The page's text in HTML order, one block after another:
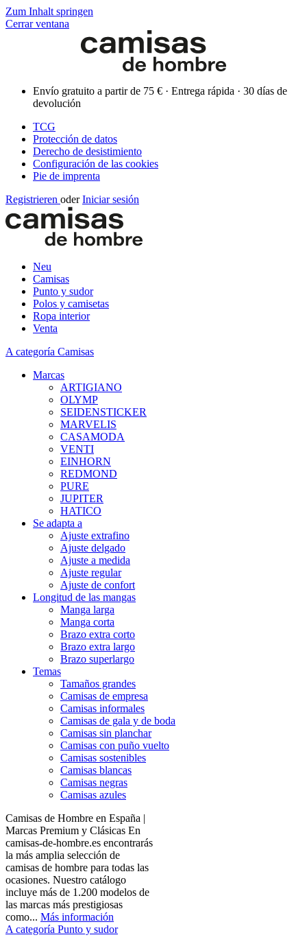
Zum Inhalt springen
Cerrar ventana
Envío gratuito a partir de 75 € · Entrega rápida · 30 días de
devolución
TCG
Protección de datos
Derecho de desistimiento
Configuración de las cookies
Pie de imprenta
Registrieren oder Iniciar sesión
Neu
Camisas
Punto y sudor
Polos y camisetas
Ropa interior
Venta
A categoría Camisas
Marcas
ARTIGIANO
OLYMP
SEIDENSTICKER
MARVELIS
CASAMODA
VENTI
EINHORN
REDMOND
PURE
JUPITER
HATICO
Se adapta a
Ajuste extrafino
Ajuste delgado
Ajuste a medida
Ajuste regular
Ajuste de confort
Longitud de las mangas
Manga larga
Manga corta
Brazo extra corto
Brazo extra largo
Brazo superlargo
Temas
Tamaños grandes
Camisas de empresa
Camisas informales
Camisas de gala y de boda
Camisas sin planchar
Camisas con puño vuelto
Camisas sostenibles
Camisas blancas
Camisas negras
Camisas azules
Camisas de Hombre en España |
Marcas Premium y Clásicas En
camisas-de-hombre.es encontrarás
la más amplia selección de
camisas de hombre para todas las
ocasiones. Nuestro catálogo
incluye más de 1.200 modelos de
las marcas más prestigiosas
como... Más información
A categoría Punto y sudor